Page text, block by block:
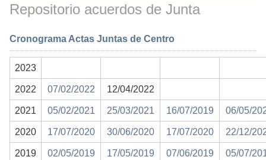
Repositorio acuerdos de Junta
Cronograma Actas Juntas de Centro
2023
2022 07/02/2022 12/04/2022
2021 05/02/2021 25/03/2021 16/07/2019 06/05/
2020 17/07/2020 30/06/2020 17/07/2020 22/12/
2019 02/05/2019 17/05/2019 07/06/2019 05/07/